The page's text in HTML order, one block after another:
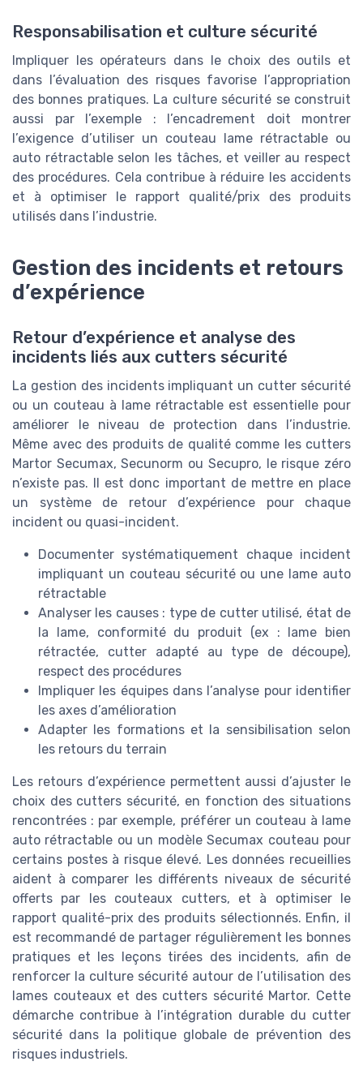
Responsabilisation et culture sécurité
Impliquer les opérateurs dans le choix des outils et
dans l’évaluation des risques favorise l’appropriation
des bonnes pratiques. La culture sécurité se construit
aussi par l’exemple : l’encadrement doit montrer
l’exigence d’utiliser un couteau lame rétractable ou
auto rétractable selon les tâches, et veiller au respect
des procédures. Cela contribue à réduire les accidents
et à optimiser le rapport qualité/prix des produits
utilisés dans l’industrie.
Gestion des incidents et retours
d’expérience
Retour d’expérience et analyse des
incidents liés aux cutters sécurité
La gestion des incidents impliquant un cutter sécurité
ou un couteau à lame rétractable est essentielle pour
améliorer le niveau de protection dans l’industrie.
Même avec des produits de qualité comme les cutters
Martor Secumax, Secunorm ou Secupro, le risque zéro
n’existe pas. Il est donc important de mettre en place
un système de retour d’expérience pour chaque
incident ou quasi-incident.
Documenter systématiquement chaque incident
impliquant un couteau sécurité ou une lame auto
rétractable
Analyser les causes : type de cutter utilisé, état de
la lame, conformité du produit (ex : lame bien
rétractée, cutter adapté au type de découpe),
respect des procédures
Impliquer les équipes dans l’analyse pour identifier
les axes d’amélioration
Adapter les formations et la sensibilisation selon
les retours du terrain
Les retours d’expérience permettent aussi d’ajuster le
choix des cutters sécurité, en fonction des situations
rencontrées : par exemple, préférer un couteau à lame
auto rétractable ou un modèle Secumax couteau pour
certains postes à risque élevé. Les données recueillies
aident à comparer les différents niveaux de sécurité
offerts par les couteaux cutters, et à optimiser le
rapport qualité-prix des produits sélectionnés. Enfin, il
est recommandé de partager régulièrement les bonnes
pratiques et les leçons tirées des incidents, afin de
renforcer la culture sécurité autour de l’utilisation des
lames couteaux et des cutters sécurité Martor. Cette
démarche contribue à l’intégration durable du cutter
sécurité dans la politique globale de prévention des
risques industriels.